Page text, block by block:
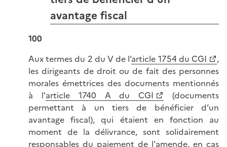
avantage fiscal
100
Aux termes du 2 du V de l’article 1754 du CGI
,
les dirigeants de droit ou de fait des personnes
morales émettrices des documents mentionnés
à l'article 1740 A du CGI
(documents
permettant à un tiers de bénéficier d’un
avantage fiscal), qui étaient en fonction au
moment de la délivrance, sont solidairement
responsables du paiement de l'amende, en cas